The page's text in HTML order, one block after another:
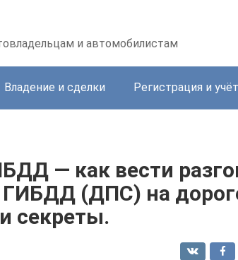
и автомобилистам
Владение и сделки Регистрация и учёт
— как вести
ГИБДД (ДПС) на
секреты.